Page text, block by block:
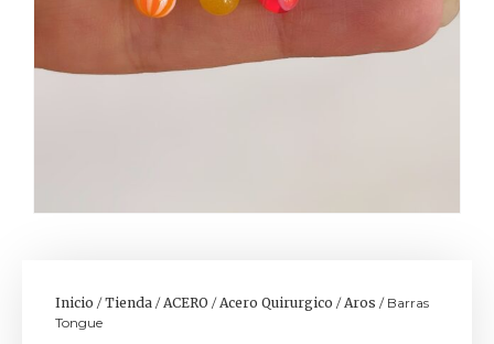
Inicio /Tienda / ACERO / Acero Quirurgico / Aros / Barras
Tongue